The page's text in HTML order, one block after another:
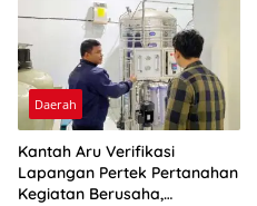
Daerah
Kantah Aru Verifikasi
Lapangan Pertek Pertanahan
Kegiatan Berusaha,